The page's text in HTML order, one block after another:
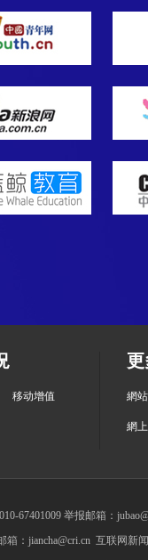
移动增值 網
網
67401009 举报邮箱：
：jiancha@cri.cn 互联网新